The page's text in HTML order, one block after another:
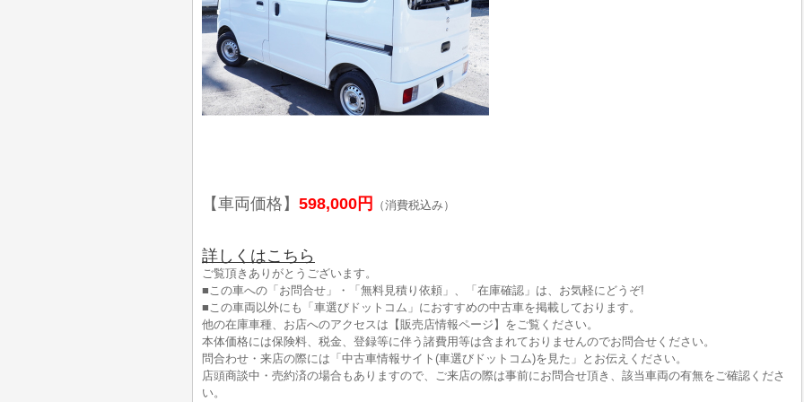
【車両価格】 598,000円 （消費税込み）
詳しくはこちら
ご覧頂きありがとうございます。
■この車への「お問合せ」・「無料見積り依頼」、「在庫確認」は、お気軽にどうぞ!
■この車両以外にも「車選びドットコム」におすすめの中古車を掲載しております。
他の在庫車種、お店へのアクセスは【販売店情報ページ】をご覧ください。
本体価格には保険料、税金、登録等に伴う諸費用等は含まれておりませんのでお問合せください。
問合わせ・来店の際には「中古車情報サイト(車選びドットコム)を見た」とお伝えください。
店頭商談中・売約済の場合もありますので、ご来店の際は事前にお問合せ頂き、該当車両の有無をご確認くださ
い。